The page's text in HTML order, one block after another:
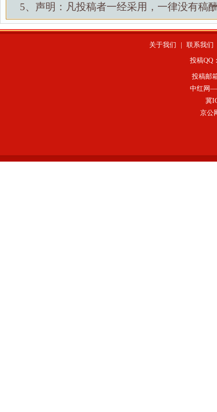
5、声明：凡投稿者一经采用，一律没有稿
关于我们 联系我们
投稿QQ
投稿邮
中红网—
冀
京公